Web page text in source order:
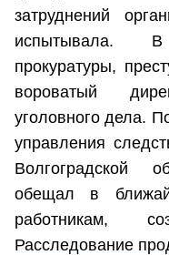
затруднений
испытывала. В
прокуратуры,
вороватый
уголовного дела.
управления
Волгоградской
обещал в
работникам,
Расследование